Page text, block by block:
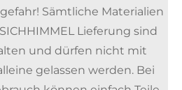
Sämtliche Materialien
Lieferung sind
und dürfen nicht mit
gelassen werden. Bei